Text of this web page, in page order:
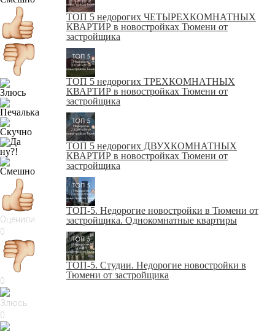
Оценили
0
0
0
ТОП 5 недорогих ЧЕТЫРЕХКОМНАТНЫХ
КВАРТИР в новостройках Тюмени от
застройщика
ТОП 5 недорогих ТРЕХКОМНАТНЫХ
КВАРТИР в новостройках Тюмени от
застройщика
ТОП 5 недорогих ДВУХКОМНАТНЫХ
КВАРТИР в новостройках Тюмени от
застройщика
ТОП-5. Недорогие новостройки в Тюмени от
застройщика. Однокомнатные квартиры
ТОП-5. Студии. Недорогие новостройки в
Тюмени от застройщика